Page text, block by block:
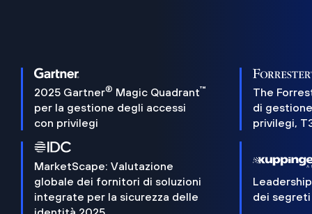
2025 Gartner® Magic Quadrant™
per la gestione degli accessi
con privilegi
The
di
privilegi,
MarketScape: Valutazione
globale dei fornitori di soluzioni
integrate per la sicurezza delle
dei segreti